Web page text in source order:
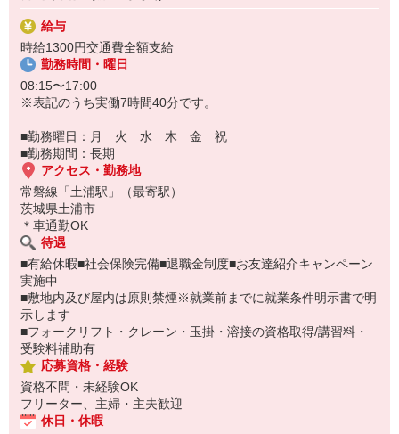
★★履歴書・証明写真は不要！★★
また、ご登録済の方はお仕事の紹介がスムーズです。
ご応募お待ちしています。
給与
時給1300円交通費全額支給
勤務時間・曜日
08:15〜17:00
※表記のうち実働7時間40分です。
■勤務曜日：月 火 水 木 金 祝
■勤務期間：長期
アクセス・勤務地
常磐線「土浦駅」（最寄駅）
茨城県土浦市
＊車通勤OK
待遇
■有給休暇■社会保険完備■退職金制度■お友達紹介キャンペーン
実施中
■敷地内及び屋内は原則禁煙※就業前までに就業条件明示書で明
示します
■フォークリフト・クレーン・玉掛・溶接の資格取得/講習料・
受験料補助有
応募資格・経験
資格不問・未経験OK
フリーター、主婦・主夫歓迎
休日・休暇